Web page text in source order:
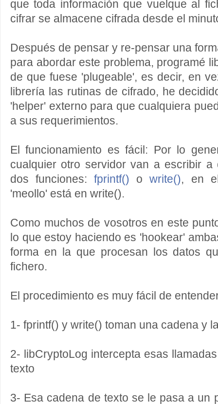
que toda información que vuelque al
cifrar se almacene cifrada desde el
Después de pensar y re-pensar una
para abordar este problema, programé
de que fuese 'plugeable', es decir, en
librería las rutinas de cifrado, he
'helper' externo para que cualquiera
a sus requerimientos.
El funcionamiento es fácil: Por lo
cualquier otro servidor van a escribir a
dos funciones:fprintf() owrite(), en
'meollo' está en write().
Como muchos de vosotros en este
lo que estoy haciendo es 'hookear'
forma en la que procesan los datos
fichero.
El procedimiento es muy fácil de
1- fprintf() y write() toman una cadena y
2- libCryptoLog intercepta esas
texto
3- Esa cadena de texto se le pasa a un